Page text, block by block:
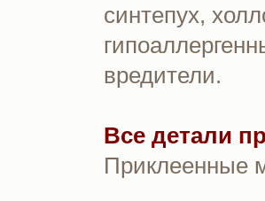
синтепух,
вредители.
Все детали
Приклеенные